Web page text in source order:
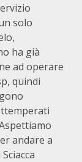
solo
ha già
ad operare
quindi
andare a